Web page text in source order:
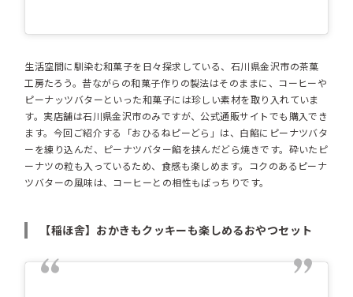
生活空間に馴染む和菓子を日々探求している、石川県金沢市の茶菓
工房たろう。昔ながらの和菓子作りの製法はそのままに、コーヒーや
ピーナッツバターといった和菓子には珍しい素材を取り入れていま
す。実店舗は石川県金沢市のみですが、公式通販サイトでも購入でき
ます。今回ご紹介する「おひるねピーどら」は、白餡にピーナツバタ
ーを練り込んだ、ピーナツバター餡を挟んだどら焼きです。砕いたピ
ーナツの粒も入っているため、食感も楽しめます。コクのあるピーナ
ツバターの風味は、コーヒーとの相性もばっちりです。
【稲ほ舎】おかきもクッキーも楽しめるおやつセット